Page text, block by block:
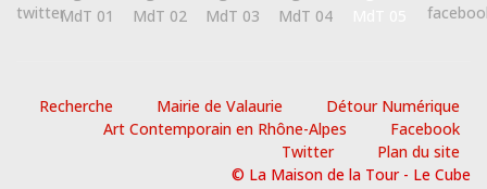
Recherche Mairie de Valaurie
Détour Numérique
Art Contemporain en Rhône-Alpes
Facebook
Twitter
Plan du site
© La Maison de la Tour - Le Cube